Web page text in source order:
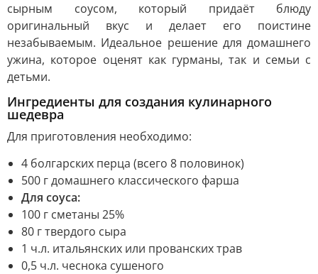
сырным соусом, который придаёт блюду
оригинальный вкус и делает его поистине
незабываемым. Идеальное решение для домашнего
ужина, которое оценят как гурманы, так и семьи с
детьми.
Ингредиенты для создания кулинарного
шедевра
Для приготовления необходимо:
4 болгарских перца (всего 8 половинок)
500 г домашнего классического фарша
Для соуса:
100 г сметаны 25%
80 г твердого сыра
1 ч.л. итальянских или прованских трав
0,5 ч.л. чеснока сушеного